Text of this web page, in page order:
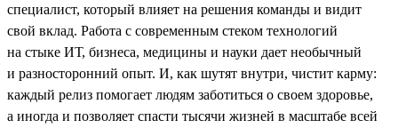
специалист, который влияет на решения команды и видит
свой вклад. Работа с современным стеком технологий
на стыке ИТ, бизнеса, медицины и науки дает необычный
и разносторонний опыт. И, как шутят внутри, чистит карму:
каждый релиз помогает людям заботиться о своем здоровье,
а иногда и позволяет спасти тысячи жизней в масштабе всей